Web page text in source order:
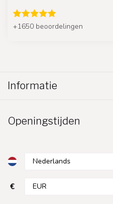
+1650 beoordelingen
Informatie
Openingstijden
€